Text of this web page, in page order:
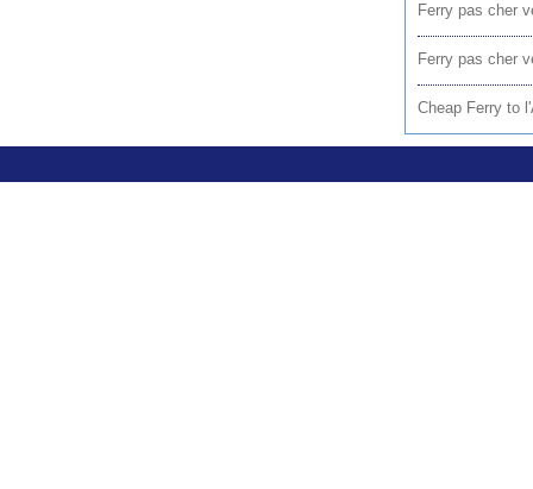
Ferry pas cher
Ferry pas cher
Cheap Ferry to